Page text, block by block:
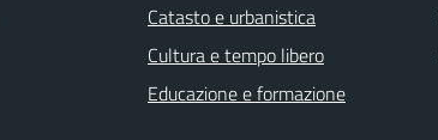
Catasto e urbanistica
Cultura e tempo libero
Educazione e formazione